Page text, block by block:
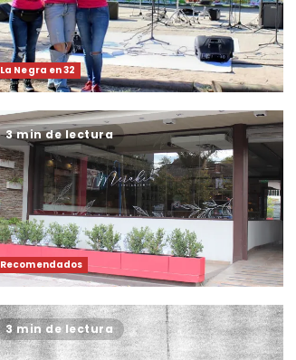
La Negra en 32
3 min de lectura
Recomendados
3 min de lectura